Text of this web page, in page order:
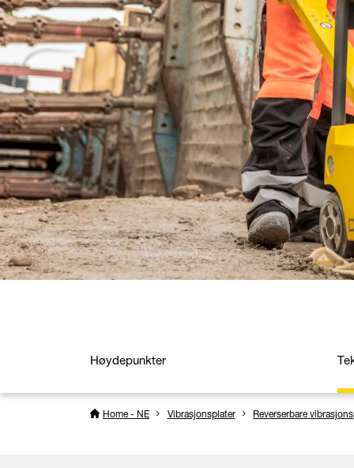
Høydepunkter
Home - NE Vibrasjonsplater Reverserbare